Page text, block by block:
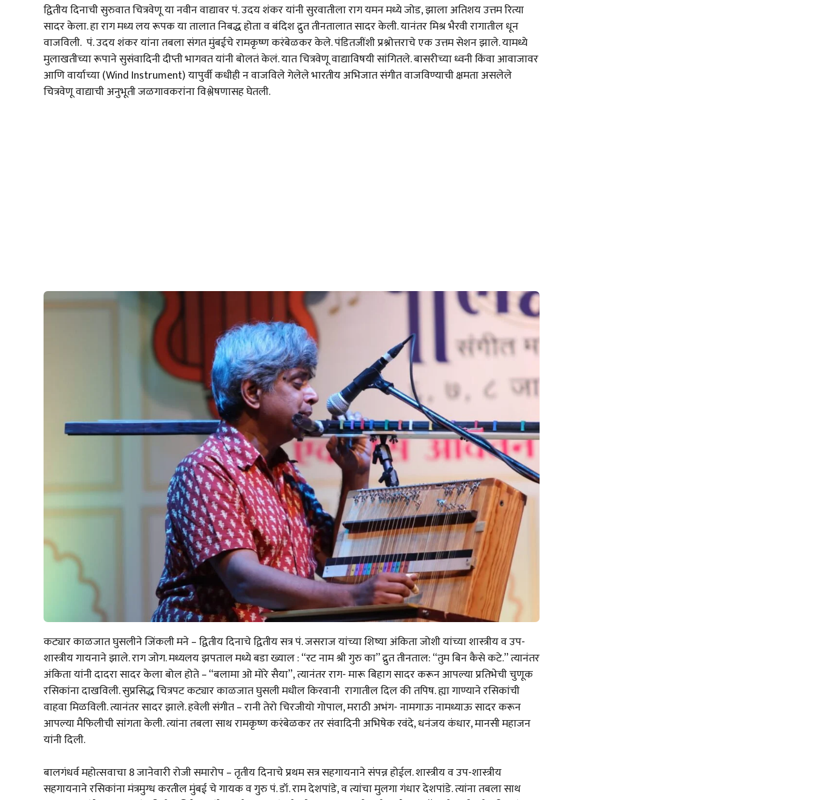
द्वितीय दिनाची सुरुवात चित्रवेणू या नवीन वाद्यावर पं. उदय शंकर यांनी सुरवातीला राग यमन मध्ये जोड, झाला अतिशय उत्तम रित्या
सादर केला. हा राग मध्य लय रूपक या तालात निबद्ध होता व बंदिश द्रुत तीनतालात सादर केली. यानंतर मिश्र भैरवी रागातील धून
वाजविली. पं. उदय शंकर यांना तबला संगत मुंबईचे रामकृष्ण करंबेळकर केले. पंडितजींशी प्रश्नोत्तराचे एक उत्तम सेशन झाले. यामध्ये
मुलाखतीच्या रूपाने सुसंवादिनी दीप्ती भागवत यांनी बोलतं केलं. यात चित्रवेणू वाद्याविषयी सांगितले. बासरीच्या ध्वनी किंवा आवाजावर
आणि वार्याच्या (Wind Instrument) यापुर्वी कधीही न वाजविले गेलेले भारतीय अभिजात संगीत वाजविण्याची क्षमता असलेले
चित्रवेणू वाद्याची अनुभूती जळगावकरांना विश्लेषणासह घेतली.
कट्यार काळजात घुसलीने जिंकली मने – द्वितीय दिनाचे द्वितीय सत्र पं. जसराज यांच्या शिष्या अंकिता जोशी यांच्या शास्त्रीय व उप-
शास्त्रीय गायनाने झाले. राग जोग. मध्यलय झपताल मध्ये बडा ख्याल : “रट नाम श्री गुरु का” द्रुत तीनताल: “तुम बिन कैसे कटे.” त्यानंतर
अंकिता यांनी दादरा सादर केला बोल होते – “बलामा ओ मोरे सैया”, त्यानंतर राग- मारू बिहाग सादर करून आपल्या प्रतिभेची चुणूक
रसिकांना दाखविली. सुप्रसिद्ध चित्रपट कट्यार काळजात घुसली मधील किरवानी रागातील दिल की तपिष. ह्या गाण्याने रसिकांची
वाहवा मिळविली. त्यानंतर सादर झाले. हवेली संगीत – रानी तेरो चिरजीयो गोपाल, मराठी अभंग- नामगाऊ नामध्याऊ सादर करून
आपल्या मैफिलीची सांगता केली. त्यांना तबला साथ रामकृष्ण करंबेळकर तर संवादिनी अभिषेक रवंदे, धनंजय कंधार, मानसी महाजन
यांनी दिली.
बालगंधर्व महोत्सवाचा 8 जानेवारी रोजी समारोप – तृतीय दिनाचे प्रथम सत्र सहगायनाने संपन्न होईल. शास्त्रीय व उप-शास्त्रीय
सहगायनाने रसिकांना मंत्रमुग्ध करतील मुंबई चे गायक व गुरु पं. डॉ. राम देशपांडे, व त्यांचा मुलगा गंधार देशपांडे. त्यांना तबला साथ